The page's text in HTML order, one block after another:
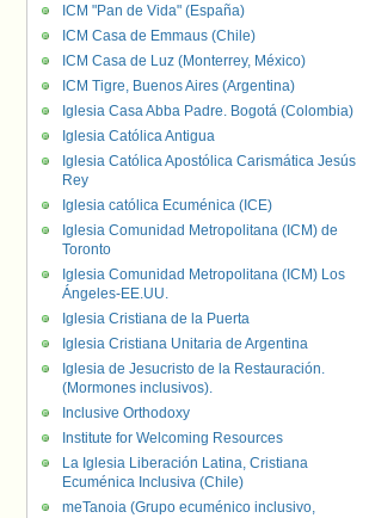
ICM "Pan de Vida" (España)
ICM Casa de Emmaus (Chile)
ICM Casa de Luz (Monterrey, México)
ICM Tigre, Buenos Aires (Argentina)
Iglesia Casa Abba Padre. Bogotá (Colombia)
Iglesia Católica Antigua
Iglesia Católica Apostólica Carismática Jesús
Rey
Iglesia católica Ecuménica (ICE)
Iglesia Comunidad Metropolitana (ICM) de
Toronto
Iglesia Comunidad Metropolitana (ICM) Los
Ángeles-EE.UU.
Iglesia Cristiana de la Puerta
Iglesia Cristiana Unitaria de Argentina
Iglesia de Jesucristo de la Restauración.
(Mormones inclusivos).
Inclusive Orthodoxy
Institute for Welcoming Resources
La Iglesia Liberación Latina, Cristiana
Ecuménica Inclusiva (Chile)
meTanoia (Grupo ecuménico inclusivo,